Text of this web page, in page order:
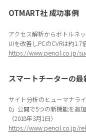
OTMART社 成功事例
アクセス解析からボトルネ
UIを改善しPCのCVRは約1.7
https://www.pencil.co.jp/
スマートチーターの
サイト分析のヒューマナラ
0」公開で5つの新機能を追
（2018年3月1日）
https://www.pencil.co.jp/